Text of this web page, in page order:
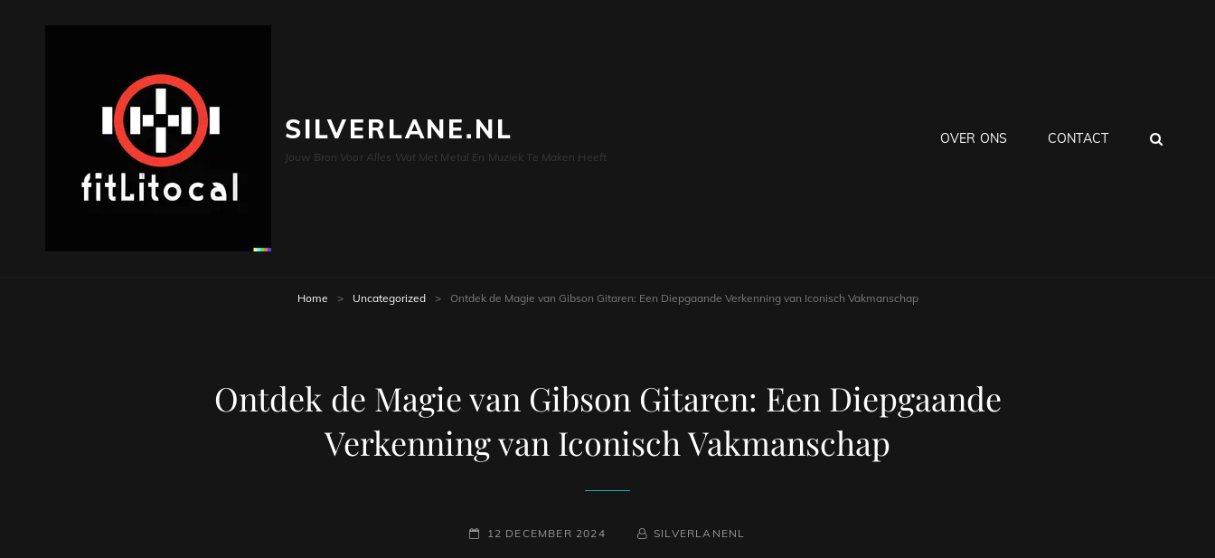
SILVERLANE.NL
Jouw Bron Voor Alles Wat Met Metal En Muziek Te Maken Heeft
OVER ONS CONTACT
Home > Uncategorized > Ontdek de Magie van Gibson Gitaren: Een Diepgaande Verkenning van Iconisch Vakmanschap
Ontdek de Magie van Gibson Gitaren: Een Diepgaande
Verkenning van Iconisch Vakmanschap
GEPLAATST
12 DECEMBER 2024 NAAMREGEL
BYLINE
SILVERLANENL